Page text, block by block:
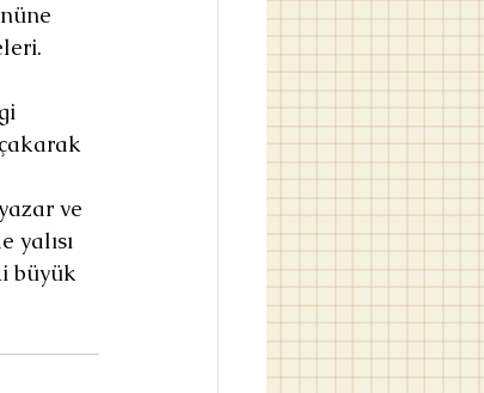
ve
yalısı
büyük